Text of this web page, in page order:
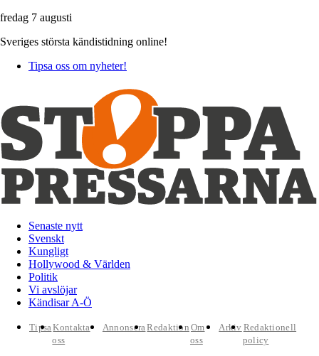
fredag 7 augusti
Sveriges största kändistidning online!
Tipsa oss om nyheter!
Senaste nytt
Svenskt
Kungligt
Hollywood & Världen
Politik
Vi avslöjar
Kändisar A-Ö
TipsaKontakta
oss
AnnonseraRedaktion Om
oss
Arkiv Redaktionell
policy